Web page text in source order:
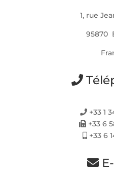
1, rue
95870
+33 1
+33 6
+33 6